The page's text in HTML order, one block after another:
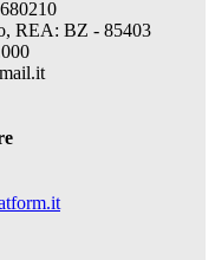
REA: BZ - 85403